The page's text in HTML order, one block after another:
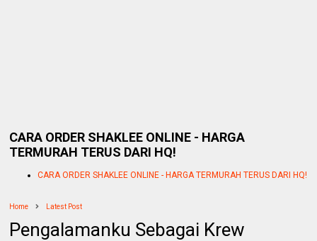
CARA ORDER SHAKLEE ONLINE - HARGA
TERMURAH TERUS DARI HQ!
CARA ORDER SHAKLEE ONLINE - HARGA TERMURAH TERUS DARI HQ!
Home Latest Post
Pengalamanku Sebagai Krew